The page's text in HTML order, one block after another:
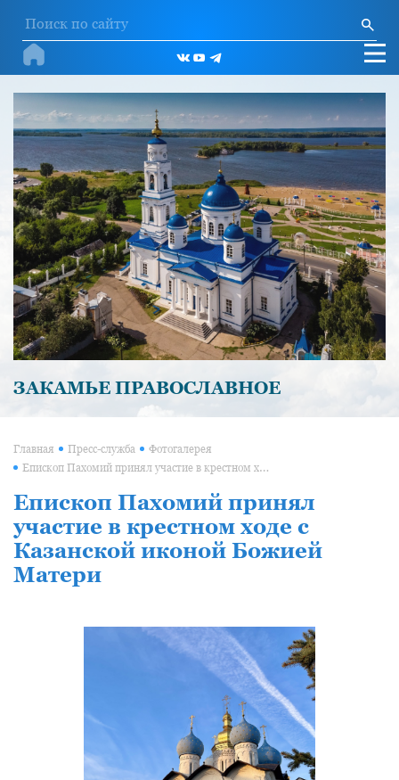
ЗАКАМЬЕ ПРАВОСЛАВНОЕ
Главная Пресс-служба Фотогалерея
Епископ Пахомий принял участие в крестном ходе с Казанской иконой Божией Матери
Епископ Пахомий принял
участие в крестном ходе с
Казанской иконой Божией
Матери